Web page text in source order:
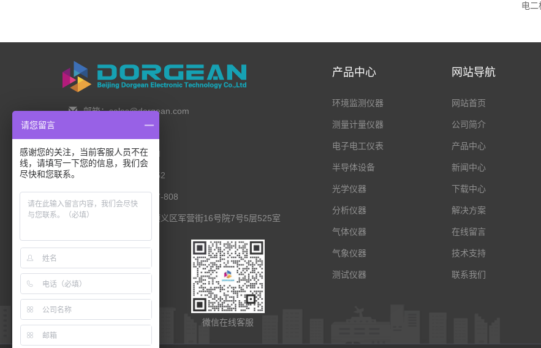
电二
邮箱：sales@dorgean.com
电话：0l0-5286777I
手机：138 1111 I452
传真：0I0-8235l027-808
联系地址：北京市顺义区军营街16号院7号5层525室
扫码查看移动端 微信在线客服
产品中心
环境监测仪器
测量计量仪器
电子电工仪表
半导体设备
光学仪器
分析仪器
气体仪器
气象仪器
测试仪器
网站导航
网站首页
公司简介
产品中心
新闻中心
下载中心
解决方案
在线留言
技术支持
联系我们
请您留言
感谢您的关注，当前客服人员不在
线，请填写一下您的信息，我们会
尽快和您联系。